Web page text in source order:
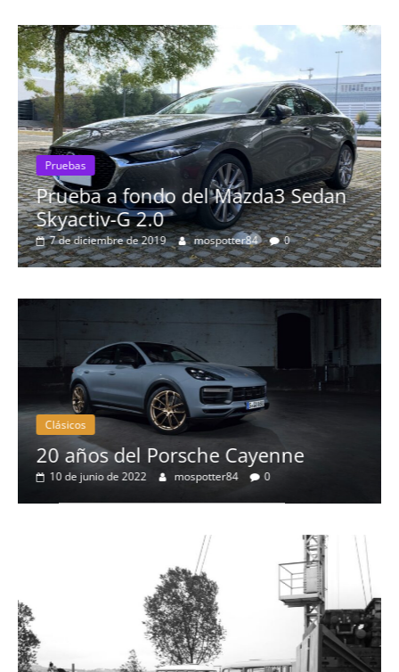
Pruebas
Prueba a fondo del Mazda3 Sedan
Skyactiv-G 2.0
7 de diciembre de 2019 mospotter84 0
Clásicos
20 años del Porsche Cayenne
10 de junio de 2022 mospotter84 0